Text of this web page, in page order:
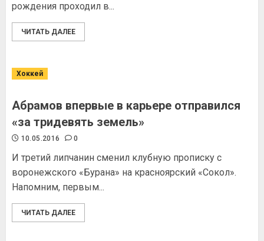
рождения проходил в...
ЧИТАТЬ ДАЛЕЕ
Хоккей
Абрамов впервые в карьере отправился
«за тридевять земель»
10.05.2016 0
И третий липчанин сменил клубную прописку с
воронежского «Бурана» на красноярский «Сокол».
Напомним, первым...
ЧИТАТЬ ДАЛЕЕ